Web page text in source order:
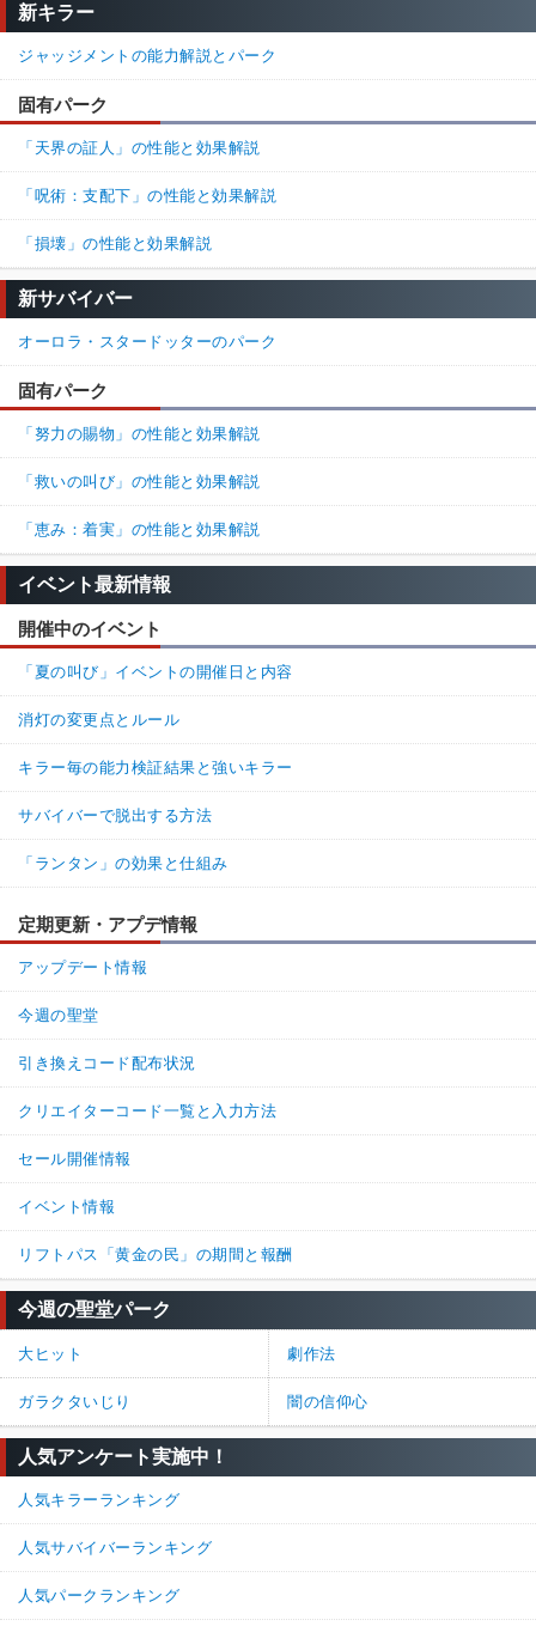
16. 名無しさん 通報
>>15
何を騙されるんだ…他者回復なんて一試合に2回もしたら
いいほうでしょ？
大体の人はキットかセルボタ持っててチェイスポジに行っ
て回復するよ
17. 名無しさん
>>16
チェイスポジじゃなく端っこ行く人のが多いのは不思議よ
な
80% 20%
20. 名無しさん
>>15
1年ぐらい前なら約半数がセルフケア持ってたし、それ
に加えてキットや他パークも考慮すると大体の鯖が自己回
復手段を持ってる。
ることが多いから必然的にセルボタの所持率も上がるでし
返信 100% 0%
12. 名無しさん
効果量を倍にするか修理速度アップを追加しないと誰も使わない
返信(1)
18. 名無しさん
>>12
負傷したら消える効果だし修理速度や迅速がついても良い
とは思う
みなぎる活力って名前なんだから
通報
みなぎる活力のパーク名だけどパーク自体は死んでる
10. 名無しさん 通報
PTだったら使える？いや、別のパークもってくか・・・
返信 (0) 0%
9. 名無しさん 通報
修理速度上昇や迅速でも有れば使えたかもしれないけど。現状弱
すぎる。
新キラー
ジャッジメントの能力解説とパーク
固有パーク
「天界の証人」の性能と効果解説
「呪術：支配下」の性能と効果解説
「損壊」の性能と効果解説
新サバイバー
オーロラ・スタードッターのパーク
固有パーク
「努力の賜物」の性能と効果解説
「救いの叫び」の性能と効果解説
「恵み：着実」の性能と効果解説
イベント最新情報
開催中のイベント
「夏の叫び」イベントの開催日と内容
消灯の変更点とルール
キラー毎の能力検証結果と強いキラー
サバイバーで脱出する方法
「ランタン」の効果と仕組み
定期更新・アプデ情報
アップデート情報
今週の聖堂
引き換えコード配布状況
クリエイターコード一覧と入力方法
セール開催情報
イベント情報
リフトパス「黄金の民」の期間と報酬
今週の聖堂パーク
大ヒット 劇作法
ガラクタいじり 闇の信仰心
人気アンケート実施中！
人気キラーランキング
人気サバイバーランキング
人気パークランキング